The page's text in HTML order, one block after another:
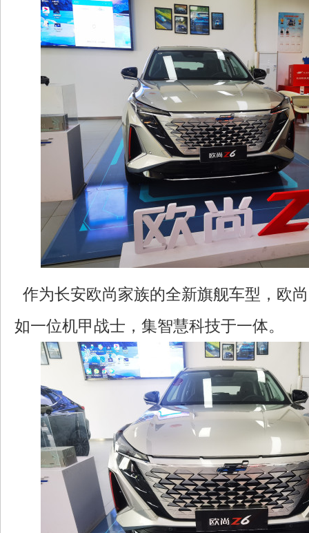
作为长安欧尚家族的全新旗舰车型，欧
如一位机甲战士，集智慧科技于一体。